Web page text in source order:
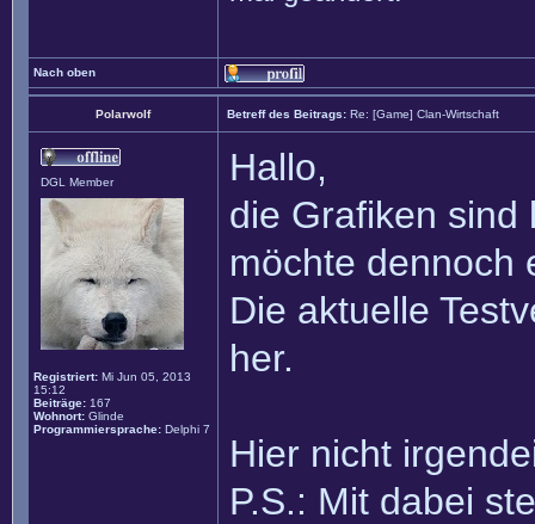
Nach oben
Polarwolf Betreff des Beitrags: Re: [Game] Clan-Wirtschaft
DGL Member
Registriert: Mi Jun 05, 2013
15:12
Beiträge: 167
Wohnort: Glinde
Programmiersprache: Delphi 7
Hallo,
die Grafiken sind
möchte dennoch
Die aktuelle
her.
Hier nicht
P.S.: Mit dabei